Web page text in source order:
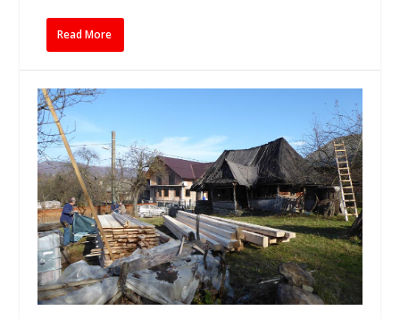
Read More